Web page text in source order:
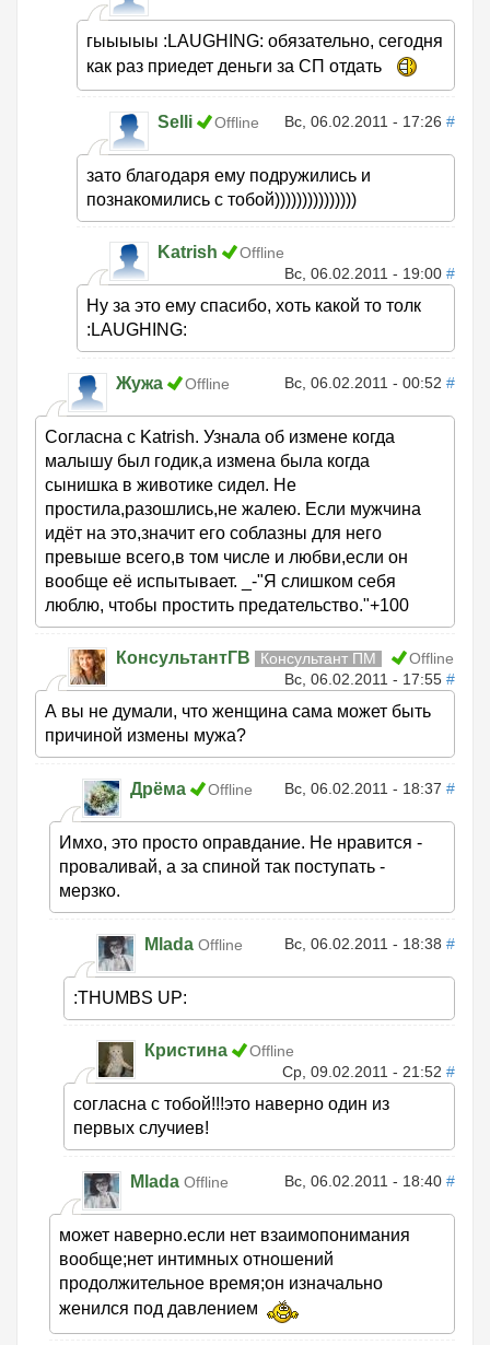
гыыыыы :LAUGHING: обязательно, сегодня
как раз приедет деньги за СП отдать
Selli Offline Вс, 06.02.2011 - 17:26 #
зато благодаря ему подружились и
познакомились с тобой)))))))))))))))
Katrish
Offline
Вс, 06.02.2011 - 19:00 #
Ну за это ему спасибо, хоть какой то толк
:LAUGHING:
Жужа Offline Вс, 06.02.2011 - 00:52 #
Согласна с Katrish. Узнала об измене когда
малышу был годик,а измена была когда
сынишка в животике сидел. Не
простила,разошлись,не жалею. Если мужчина
идёт на это,значит его соблазны для него
превыше всего,в том числе и любви,если он
вообще её испытывает. _-"Я слишком себя
люблю, чтобы простить предательство."+100
КонсультантГВ Консультант ПМ
Offline
Вс, 06.02.2011 - 17:55 #
А вы не думали, что женщина сама может быть
причиной измены мужа?
Дрёма Offline Вс, 06.02.2011 - 18:37 #
Имхо, это просто оправдание. Не нравится -
проваливай, а за спиной так поступать -
мерзко.
Mlada Offline Вс, 06.02.2011 - 18:38 #
:THUMBS UP:
Кристина
Offline
Ср, 09.02.2011 - 21:52 #
согласна с тобой!!!это наверно один из
первых случиев!
Mlada Offline Вс, 06.02.2011 - 18:40 #
может наверно.если нет взаимопонимания
вообще;нет интимных отношений
продолжительное время;он изначально
женился под давлением